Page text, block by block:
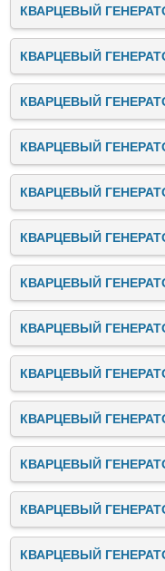
КВАРЦЕВЫЙ
КВАРЦЕВЫЙ
КВАРЦЕВЫЙ
КВАРЦЕВЫЙ
КВАРЦЕВЫЙ
КВАРЦЕВЫЙ
КВАРЦЕВЫЙ
КВАРЦЕВЫЙ
КВАРЦЕВЫЙ
КВАРЦЕВЫЙ
КВАРЦЕВЫЙ
КВАРЦЕВЫЙ
КВАРЦЕВЫЙ